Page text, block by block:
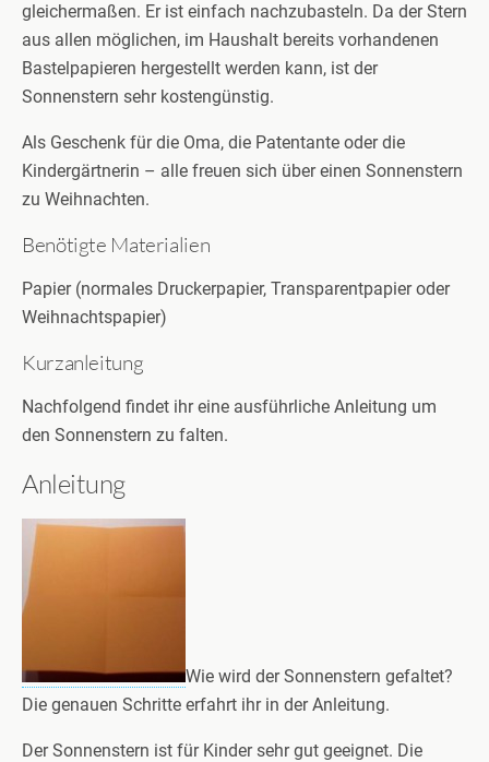
gleichermaßen. Er ist einfach nachzubasteln. Da der Stern
aus allen möglichen, im Haushalt bereits vorhandenen
Bastelpapieren hergestellt werden kann, ist der
Sonnenstern sehr kostengünstig.
Als Geschenk für die Oma, die Patentante oder die
Kindergärtnerin – alle freuen sich über einen Sonnenstern
zu Weihnachten.
Benötigte Materialien
Papier (normales Druckerpapier, Transparentpapier oder
Weihnachtspapier)
Kurzanleitung
Nachfolgend findet ihr eine ausführliche Anleitung um
den Sonnenstern zu falten.
Anleitung
Wie wird der Sonnenstern gefaltet?
Die genauen Schritte erfahrt ihr in der Anleitung.
Der Sonnenstern ist für Kinder sehr gut geeignet. Die